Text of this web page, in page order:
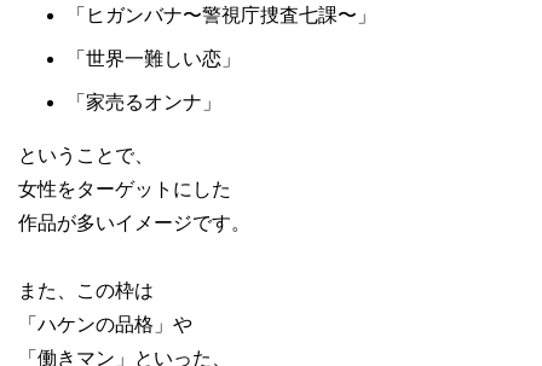
「ヒガンバナ〜警視庁捜査七課〜」
「世界一難しい恋」
「家売るオンナ」
ということで、
女性をターゲットにした
作品が多いイメージです。
また、この枠は
「ハケンの品格」や
「働きマン」といった、